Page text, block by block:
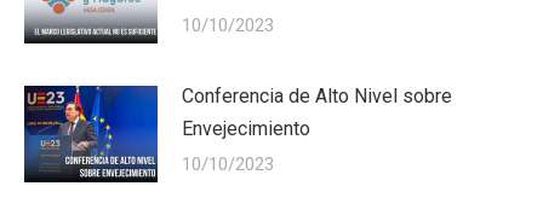
10/10/2023
Conferencia de Alto Nivel sobre
Envejecimiento
10/10/2023